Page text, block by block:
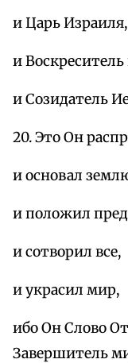
и Царь Израиля,
и
и Созидатель
20. Это Он
и основал
и положил
и сотворил все,
и украсил мир,
ибо Он Слово
Завершитель